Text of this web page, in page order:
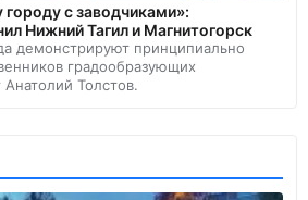
с заводчиками»:
Нижний Тагил и Магнитогорск
демонстрируют принципиально
градообразующих
Анатолий Толстов.